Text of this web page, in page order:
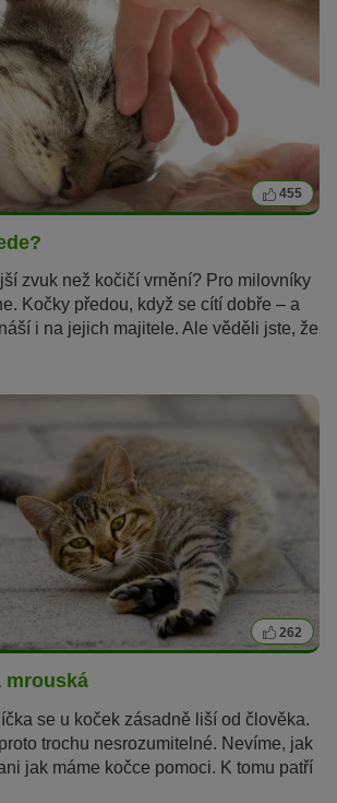
455
zvuk než kočičí vrnění? Pro milovníky
Kočky předou, když se cítí dobře – a
i na jejich majitele. Ale věděli jste, že
262
mrouská
se u koček zásadně liší od člověka.
trochu nesrozumitelné. Nevíme, jak
jak máme kočce pomoci. K tomu patří